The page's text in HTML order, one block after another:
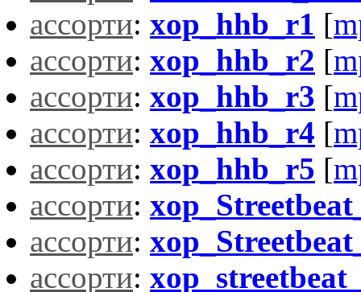
ассорти: xop_hhb_r1 [
ассорти: xop_hhb_r2 [
ассорти: xop_hhb_r3 [
ассорти: xop_hhb_r4 [
ассорти: xop_hhb_r5 [
ассорти:
ассорти:
ассорти: